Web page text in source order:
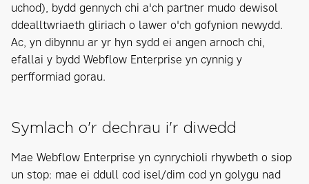
uchod), bydd gennych chi a'ch partner mudo dewisol
ddealltwriaeth gliriach o lawer o'ch gofynion newydd.
Ac, yn dibynnu ar yr hyn sydd ei angen arnoch chi,
efallai y bydd Webflow Enterprise yn cynnig y
perfformiad gorau.
Symlach o'r dechrau i'r diwedd
Mae Webflow Enterprise yn cynrychioli rhywbeth o siop
un stop: mae ei ddull cod isel/dim cod yn golygu nad